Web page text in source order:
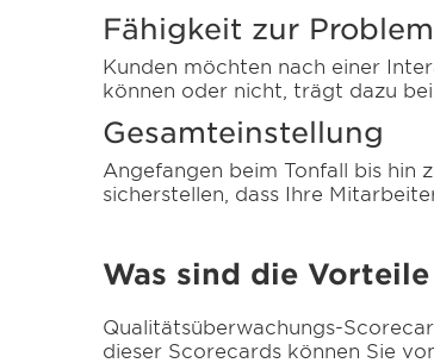
Fähigkeit zur
Kunden möchten nach einer
können oder nicht, trägt dazu
Gesamteinstellung
Angefangen beim Tonfall bis hin
sicherstellen, dass Ihre
Was sind die
Qualitätsüberwachungs-
dieser Scorecards können Sie